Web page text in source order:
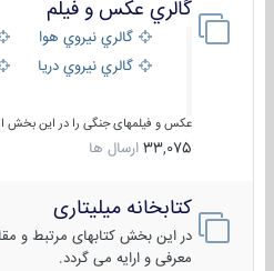
گالري عكس و فيلم
گالري نيروي هوايي
گالري نيروي دريايي
عکس و فیلمهای جنگی را در این بخش
33,075 ارسال ها
کتابخانه میلیتاری
در این بخش کتابهای مرتبط و
معرفی و ارایه می گردد.